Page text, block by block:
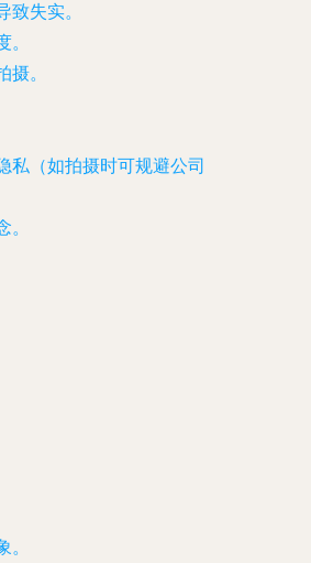
失实。
。
私（如拍摄时可规避公司